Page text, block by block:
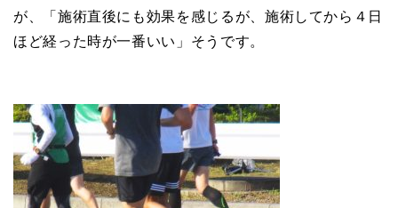
が、「施術直後にも効果を感じるが、施術してから４日
ほど経った時が一番いい」そうです。